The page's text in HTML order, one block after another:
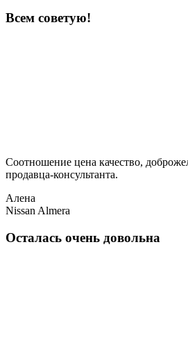
Всем советую!
Соотношение цена качество,
продавца-консультанта.
Алена
Nissan Almera
Осталась очень довольна